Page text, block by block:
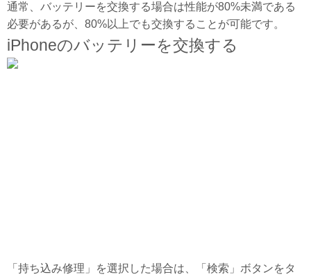
通常、バッテリーを交換する場合は性能が80%未満である
必要があるが、80%以上でも交換することが可能です。
iPhoneのバッテリーを交換する
「持ち込み修理」を選択した場合は、「検索」ボタンをタ